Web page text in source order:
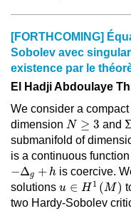
[FORTHCOMING]
Sobolev avec
existence par le
El Hadji Abdoulaye
We consider a
dimension N ≥ 3
N≥ 3 and
submanifold of
is a continuous
−Δg + h
Δg h
is coercive.
solutions u ∈ H 1 (M )
H1( M )
two Hardy-Sobolev